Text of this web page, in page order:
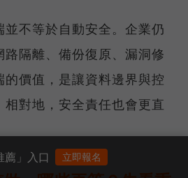
不等於自動安全。企業仍
隔離、備份復原、漏洞修
價值，是讓資料邊界與控
對地，安全責任也會更直
薦」入口 立即報名